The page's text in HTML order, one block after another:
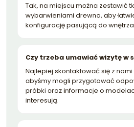
Tak, na miejscu można zestawić
wybarwieniami drewna, aby
konfigurację pasującą do
Czy trzeba umawiać wizytę w
Najlepiej skontaktować się z
abyśmy mogli przygotować
próbki oraz informacje o
interesują.